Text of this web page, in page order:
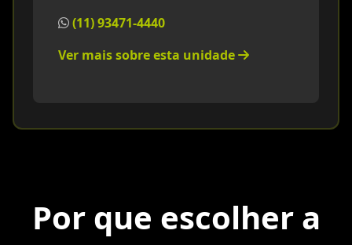
(11) 93471-4440
Ver mais sobre esta unidade
Por que escolher a